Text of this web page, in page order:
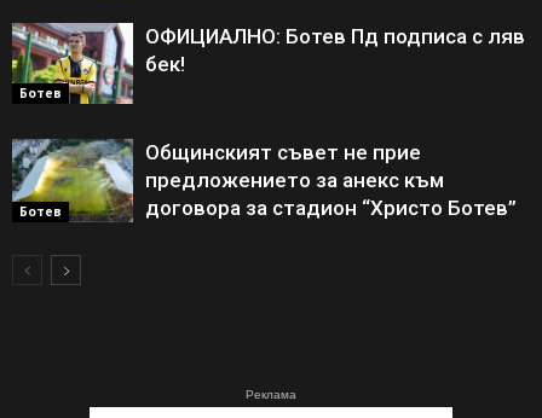
Ботев
ОФИЦИАЛНО: Ботев Пд подписа с ляв
бек!
Ботев
Общинският съвет не прие
предложението за анекс към
договора за стадион “Христо Ботев”
Реклама